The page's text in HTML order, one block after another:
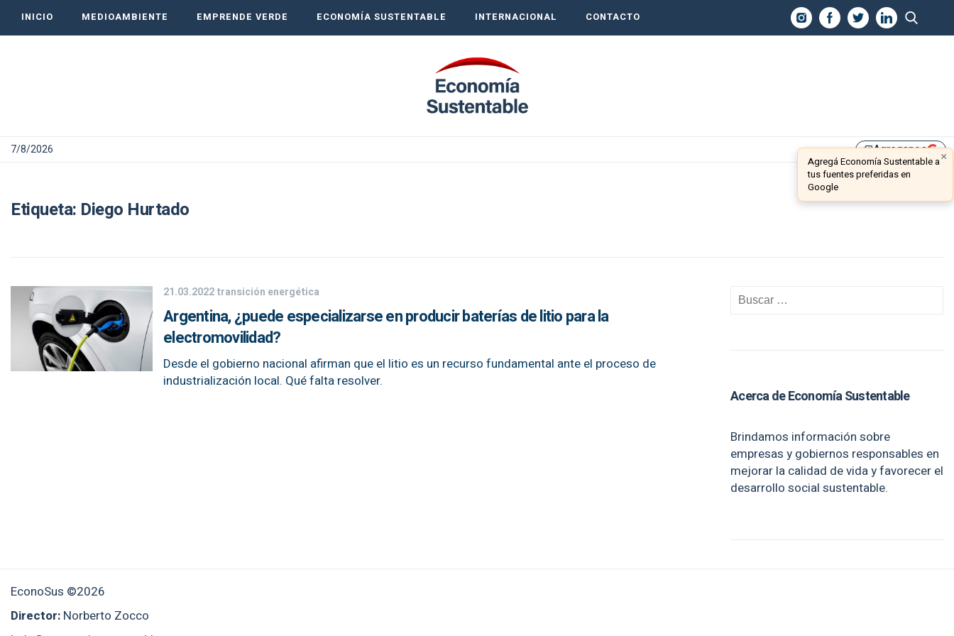
INICIO MEDIOAMBIENTE EMPRENDE VERDE ECONOMÍA SUSTENTABLE INTERNACIONAL CONTACTO
7/8/2026 library_addAgreganos ×
Agregá Economía Sustentable a
tus fuentes preferidas en
Google
Etiqueta: Diego Hurtado
21.03.2022transición energética
Argentina, ¿puede especializarse en producir baterías de litio para la
electromovilidad?
Desde el gobierno nacional afirman que el litio es un recurso fundamental ante el proceso de
industrialización local. Qué falta resolver.
Acerca de Economía Sustentable
Brindamos información sobre
empresas y gobiernos responsables en
mejorar la calidad de vida y favorecer el
desarrollo social sustentable.
EconoSus ©2026
Director: Norberto Zocco